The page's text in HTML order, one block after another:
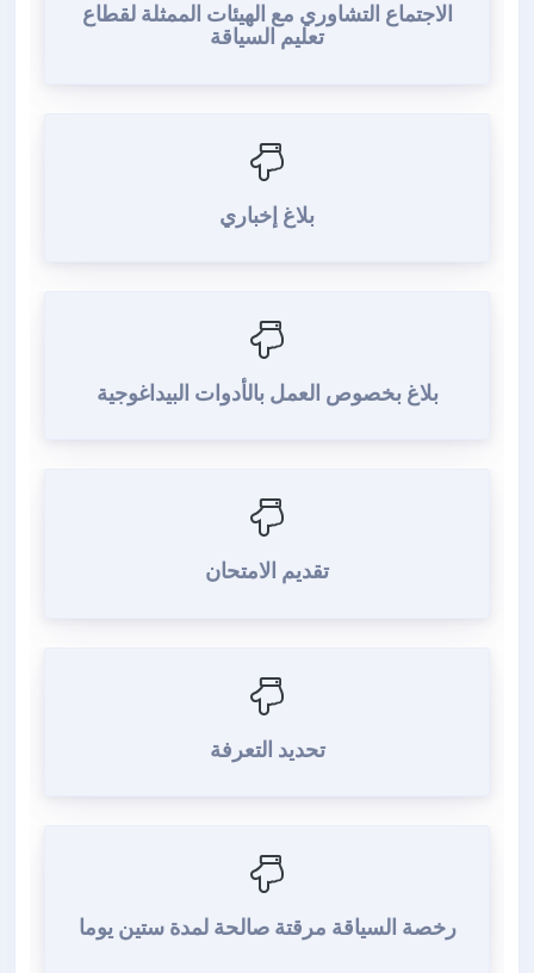
الاجتماع التشاوري مع الهيئات الممثلة لقطاع
تعليم السياقة
بلاغ إخباري
بلاغ بخصوص العمل بالأدوات البيداغوجية
تقديم الامتحان
تحديد التعرفة
رخصة السياقة مرقتة صالحة لمدة ستين يوما